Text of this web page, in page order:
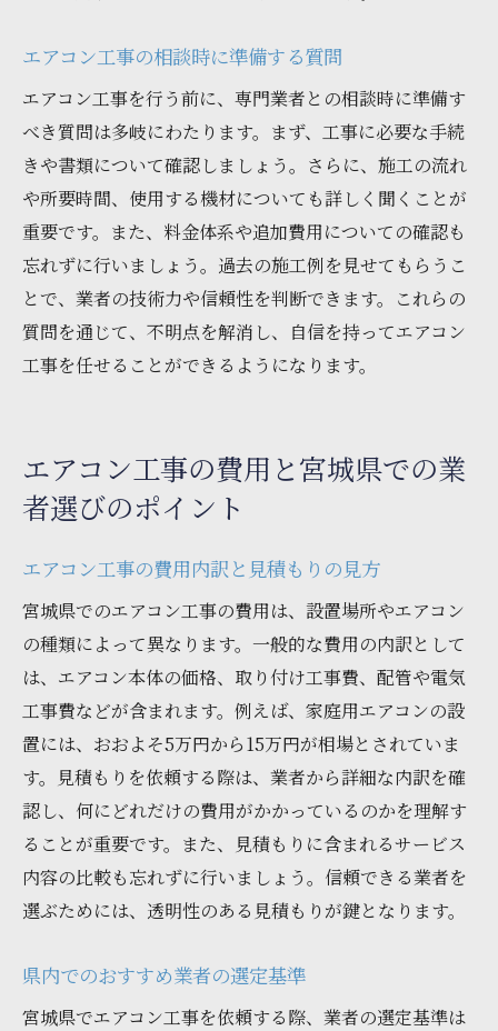
信頼できる業者とのコミュニケーションの
重要性
エアコン工事に必要な準備とその進め方
失敗しないための事前情報収集のコツ
地域特性を活かしたエアコン活用法
エアコン工事の相談時に準備する質問
エアコン工事を行う前に、専門業者との相談時に準備す
べき質問は多岐にわたります。まず、工事に必要な手続
きや書類について確認しましょう。さらに、施工の流れ
や所要時間、使用する機材についても詳しく聞くことが
重要です。また、料金体系や追加費用についての確認も
忘れずに行いましょう。過去の施工例を見せてもらうこ
とで、業者の技術力や信頼性を判断できます。これらの
質問を通じて、不明点を解消し、自信を持ってエアコン
工事を任せることができるようになります。
エアコン工事の費用と宮城県での業
者選びのポイント
エアコン工事の費用内訳と見積もりの見方
宮城県でのエアコン工事の費用は、設置場所やエアコン
の種類によって異なります。一般的な費用の内訳として
は、エアコン本体の価格、取り付け工事費、配管や電気
工事費などが含まれます。例えば、家庭用エアコンの設
置には、おおよそ5万円から15万円が相場とされていま
す。見積もりを依頼する際は、業者から詳細な内訳を確
認し、何にどれだけの費用がかかっているのかを理解す
ることが重要です。また、見積もりに含まれるサービス
内容の比較も忘れずに行いましょう。信頼できる業者を
選ぶためには、透明性のある見積もりが鍵となります。
県内でのおすすめ業者の選定基準
宮城県でエアコン工事を依頼する際、業者の選定基準は